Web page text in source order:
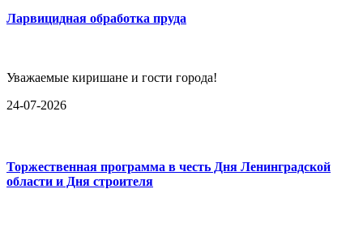
Ларвицидная обработка пруда
Уважаемые киришане и гости города!
24-07-2026
Торжественная программа в честь Дня Ленинградской
области и Дня строителя